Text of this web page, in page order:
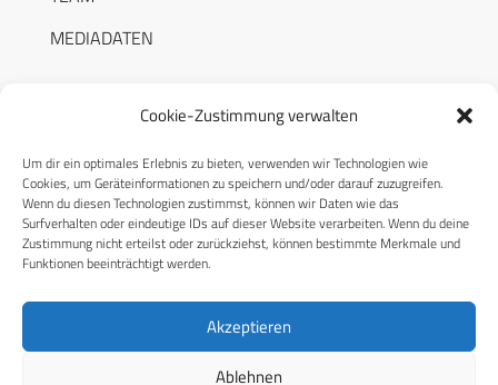
Cookie-Zustimmung verwalten
Um dir ein optimales Erlebnis zu bieten, verwenden wir Technologien wie
Cookies, um Geräteinformationen zu speichern und/oder darauf zuzugreifen.
Wenn du diesen Technologien zustimmst, können wir Daten wie das
Surfverhalten oder eindeutige IDs auf dieser Website verarbeiten. Wenn du deine
Zustimmung nicht erteilst oder zurückziehst, können bestimmte Merkmale und
Funktionen beeinträchtigt werden.
Akzeptieren
Ablehnen
MEDIADATEN
RECHTLICHES
Datenschutzerklärung
Cookie-Richtlinie (EU)